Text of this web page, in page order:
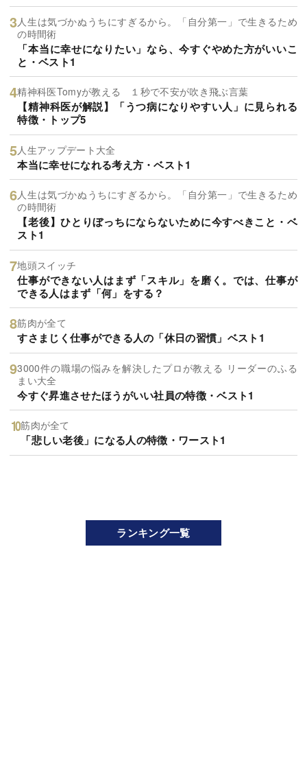
人生は気づかぬうちにすぎるから。「自分第一」で生きるため
の時間術
「本当に幸せになりたい」なら、今すぐやめた方がいいこ
と・ベスト1
精神科医Tomyが教える １秒で不安が吹き飛ぶ言葉
【精神科医が解説】「うつ病になりやすい人」に見られる
特徴・トップ5
人生アップデート大全
本当に幸せになれる考え方・ベスト1
人生は気づかぬうちにすぎるから。「自分第一」で生きるため
の時間術
【老後】ひとりぼっちにならないために今すべきこと・ベ
スト1
地頭スイッチ
仕事ができない人はまず「スキル」を磨く。では、仕事が
できる人はまず「何」をする？
筋肉が全て
すさまじく仕事ができる人の「休日の習慣」ベスト1
3000件の職場の悩みを解決したプロが教える リーダーのふる
まい大全
今すぐ昇進させたほうがいい社員の特徴・ベスト1
筋肉が全て
「悲しい老後」になる人の特徴・ワースト1
ランキング一覧